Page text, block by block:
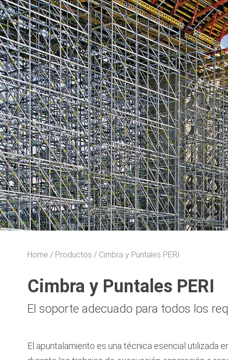
Home Productos Cimbra y Puntales PERI
Cimbra y Puntales PERI
El soporte adecuado para todos los
El apuntalamiento es una técnica esencial